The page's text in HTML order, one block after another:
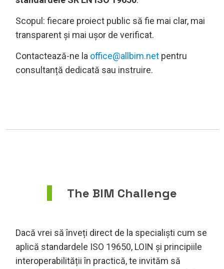
Scopul: fiecare proiect public să fie mai clar, mai
transparent și mai ușor de verificat.
Contactează-ne la office@allbim.netpentru
consultanță dedicată sau instruire.
The BIM Challenge
Dacă vrei să înveți direct de la specialiști cum se
aplică standardele ISO 19650, LOIN și principiile
interoperabilității în practică, te invităm să